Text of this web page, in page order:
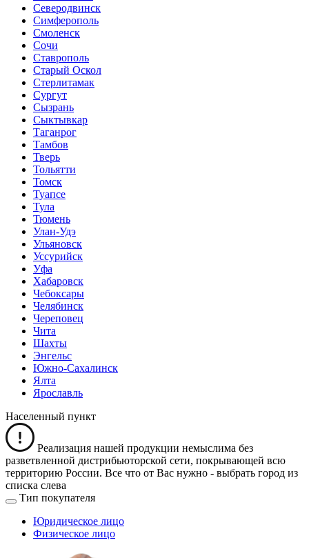
Северодвинск
Симферополь
Смоленск
Сочи
Ставрополь
Старый Оскол
Стерлитамак
Сургут
Сызрань
Сыктывкар
Таганрог
Тамбов
Тверь
Тольятти
Томск
Туапсе
Тула
Тюмень
Улан-Удэ
Ульяновск
Уссурийск
Уфа
Хабаровск
Чебоксары
Челябинск
Череповец
Чита
Шахты
Энгельс
Южно-Сахалинск
Ялта
Ярославль
Населенный пункт
Реализация нашей продукции немыслима без
разветвленной дистрибьюторской сети, покрывающей всю
территорию России. Все что от Вас нужно - выбрать город из
списка слева
Тип покупателя
Юридическое лицо
Физическое лицо